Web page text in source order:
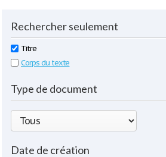
Rechercher seulement
Titre
Corps du texte
Type de document
Date de création